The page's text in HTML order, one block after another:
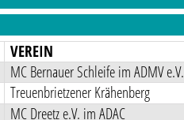
VEREIN
MC Bernauer Schleife im ADMV e.V.
Treuenbrietzener Krähenberg
MC Dreetz e.V. im ADAC